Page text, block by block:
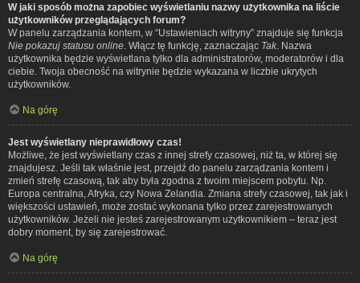
W jaki sposób można zapobiec wyświetlaniu nazwy użytkownika na liście
użytkowników przeglądających forum?
W panelu zarządzania kontem, w “Ustawieniach witryny” znajduje się funkcja
Nie pokazuj statusu online . Włącz tę funkcję, zaznaczając Tak . Nazwa
użytkownika będzie wyświetlana tylko dla administratorów, moderatorów i dla
ciebie. Twoja obecność na witrynie będzie wykazana w liczbie ukrytych
użytkowników.
Na górę
Jest wyświetlany nieprawidłowy czas!
Możliwe, że jest wyświetlany czas z innej strefy czasowej, niż ta, w której się
znajdujesz. Jeśli tak właśnie jest, przejdź do panelu zarządzania kontem i
zmień strefę czasową, tak aby była zgodna z twoim miejscem pobytu. Np.
Europa centralna, Afryka, czy Nowa Zelandia. Zmiana strefy czasowej, tak jak i
większości ustawień, może zostać wykonana tylko przez zarejestrowanych
użytkowników. Jeżeli nie jesteś zarejestrowanym użytkownikiem – teraz jest
dobry moment, by się zarejestrować.
Na górę